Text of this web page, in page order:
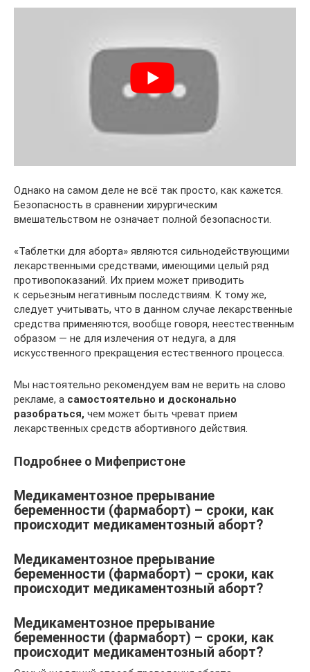
Однако на самом деле не всё так просто, как кажется.
Безопасность в сравнении хирургическим
вмешательством не означает полной безопасности.
«Таблетки для аборта» являются сильнодействующими
лекарственными средствами, имеющими целый ряд
противопоказаний. Их прием может приводить
к серьезным негативным последствиям. К тому же,
следует учитывать, что в данном случае лекарственные
средства применяются, вообще говоря, неестественным
образом — не для излечения от недуга, а для
искусственного прекращения естественного процесса.
Мы настоятельно рекомендуем вам не верить на слово
рекламе, а самостоятельно и досконально
разобраться, чем может быть чреват прием
лекарственных средств абортивного действия.
Подробнее о Мифепристоне
Медикаментозное прерывание
беременности (фармаборт) – сроки, как
происходит медикаментозный аборт?
Медикаментозное прерывание
беременности (фармаборт) – сроки, как
происходит медикаментозный аборт?
Медикаментозное прерывание
беременности (фармаборт) – сроки, как
происходит медикаментозный аборт?